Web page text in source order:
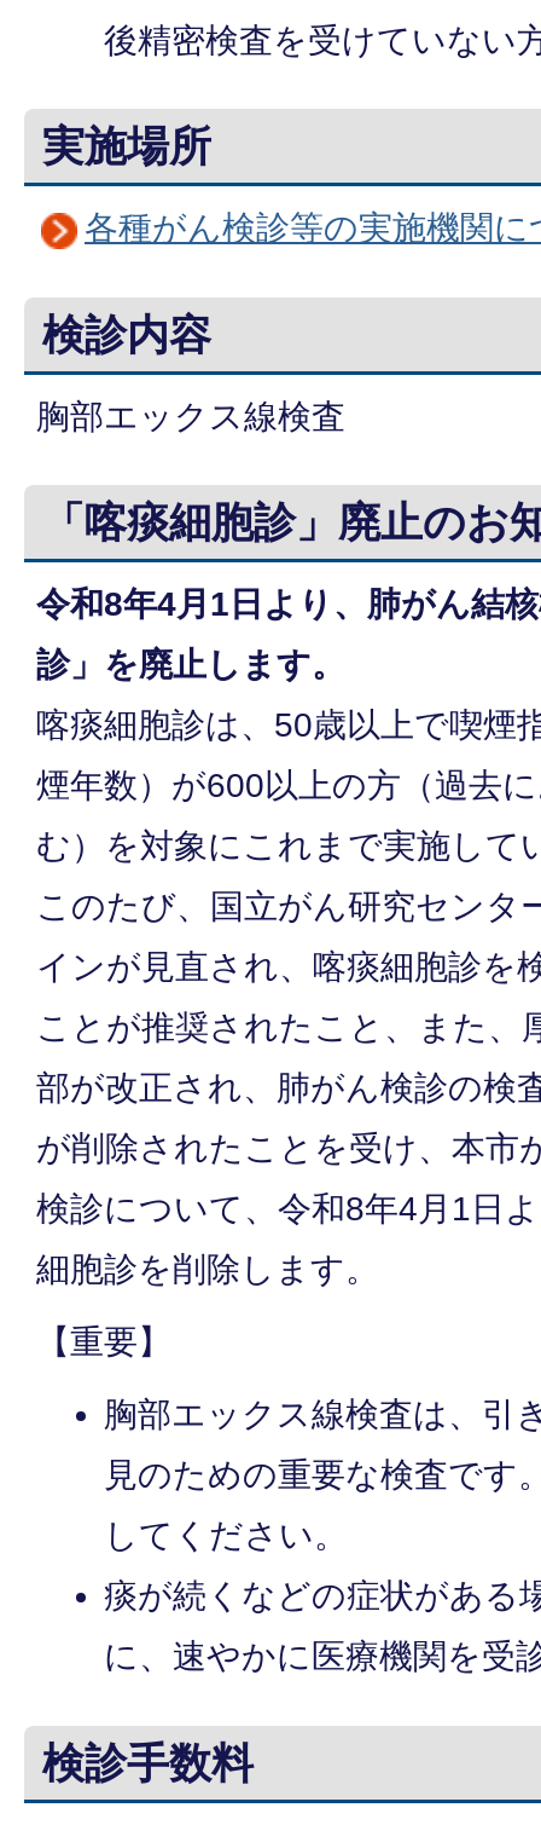
後精密検査を受けていない
実施場所
各種がん検診等の実施機関に
検診内容
胸部エックス線検査
「喀痰細胞診」廃止のお
令和8年4月1日より、肺がん結
診」を廃止します。
喀痰細胞診は、50歳以上で喫煙
煙年数）が600以上の方（過去
む）を対象にこれまで実施して
このたび、国立がん研究センタ
インが見直され、喀痰細胞診を
ことが推奨されたこと、また、
部が改正され、肺がん検診の検
が削除されたことを受け、本市
検診について、令和8年4月1日
細胞診を削除します。
【重要】
胸部エックス線検査は、引
見のための重要な検査です
してください。
痰が続くなどの症状がある
に、速やかに医療機関を受
検診手数料